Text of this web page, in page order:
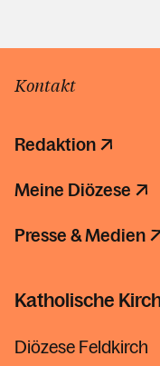
Kontakt
Redaktion
Meine Diözese
Presse & Medien
Katholische
Diözese Feldkirch